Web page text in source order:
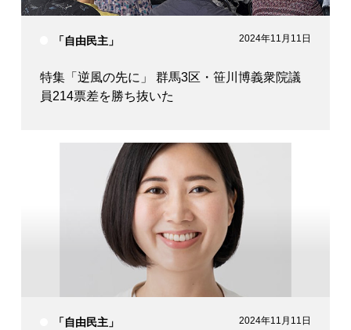
「自由民主」 2024年11月11日
特集「逆風の先に」 群馬3区・笹川博義衆院議
員214票差を勝ち抜いた
「自由民主」 2024年11月11日